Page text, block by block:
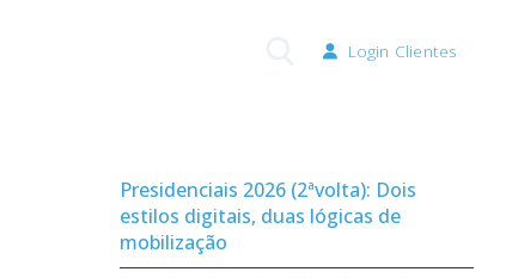
Login Clientes
Presidenciais 2026 (2ªvolta): Dois
estilos digitais, duas lógicas de
mobilização